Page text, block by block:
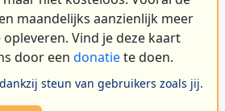
maandelijks aanzienlijk meer
Vind je deze kaart
door een donatiete doen.
steun van gebruikers zoals jij.